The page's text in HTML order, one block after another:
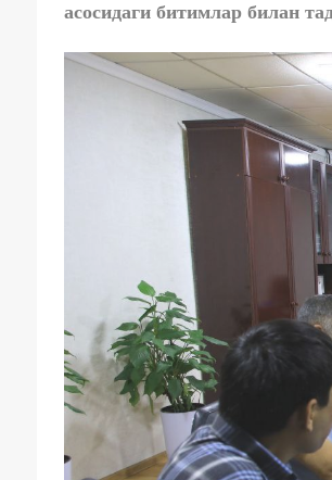
асосидаги битимлар билан